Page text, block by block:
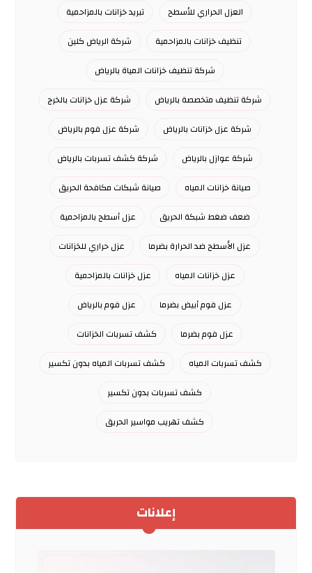
العزل الحراري للأسطح
تبريد خزانات بالمزاحمية
تنظيف خزانات بالمزاحمية
شركة الرياض كلين
شركة تنظيف خزانات المياة بالرياض
شركة تنظيف متخصصة بالرياض
شركة عزل خزانات بالخرج
شركة عزل خزانات بالرياض
شركة عزل فوم بالرياض
شركة عوازل بالرياض
شركة كشف تسربات بالرياض
صيانة خزانات المياه
صيانة شبكات مكافحة الحريق
ضعف ضغط شبكة الحريق
عزل أسطح بالمزاحمية
عزل الأسطح ضد الحرارة بضرما
عزل حراري للخزانات
عزل خزانات المياه
عزل خزانات بالمزاحمية
عزل فوم أبيض بضرما
عزل فوم بالرياض
عزل فوم بضرما
كشف تسربات الخزانات
كشف تسربات المياه
كشف تسربات المياه بدون تكسير
كشف تسربات بدون تكسير
كشف تهريب مواسير الحريق
إعلانات